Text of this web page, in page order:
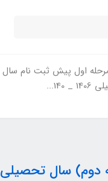
اول پیش ثبت نام سال
140...
تحصیلی 1400-1399